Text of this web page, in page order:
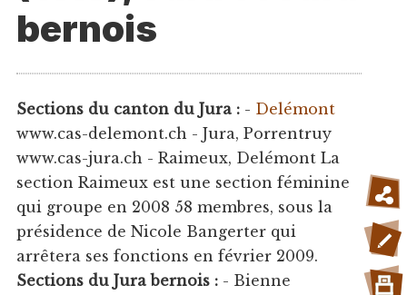
bernois
Sections du canton du Jura :- Delémont
www.cas-delemont.ch - Jura, Porrentruy
www.cas-jura.ch - Raimeux, Delémont La
section Raimeux est une section féminine
qui groupe en 2008 58 membres, sous la
présidence de Nicole Bangerter qui
arrêtera ses fonctions en février 2009.
Sections du Jura bernois :- Bienne